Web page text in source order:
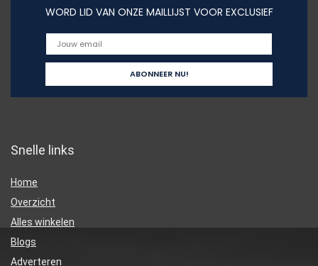
WORD LID VAN ONZE MAILLIJST VOOR EXCLUSIEF
Snelle links
Home
Overzicht
Alles winkelen
Blogs
Adverteren